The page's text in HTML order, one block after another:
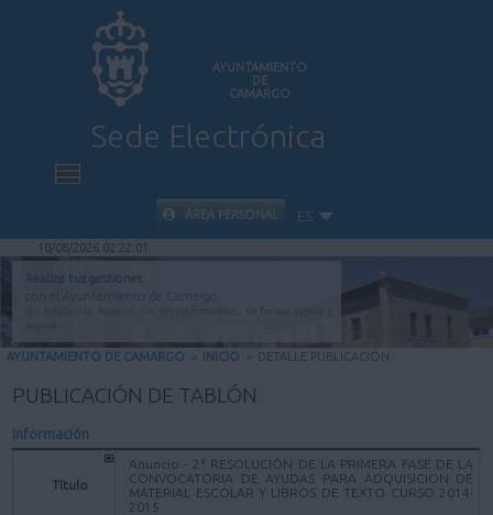
AYUNTAMIENTO
DE
CAMARGO
Sede Electrónica
INICIO
INFORMACIÓN PÚBLICA
CARPETA CIUDADANA
VALIDACIÓN DE DOCUMENTOS
ÁREA PERSONAL ES
10/08/2026 02:22:01
Realiza tus gestiones
con el Ayuntamiento de Camargo
AYUNTAMIENTO DE CAMARGO > INICIO > DETALLE PUBLICACIÓN
PUBLICACIÓN DE TABLÓN
Información
Título
Anuncio - 2ª RESOLUCIÓN DE LA PRIMERA FASE DE LA
CONVOCATORIA DE AYUDAS PARA ADQUISICION DE
MATERIAL ESCOLAR Y LIBROS DE TEXTO CURSO 2014-
2015